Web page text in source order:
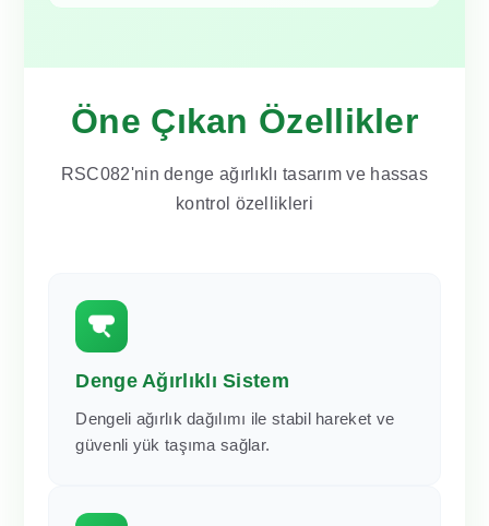
Öne Çıkan Özellikler
RSC082'nin denge ağırlıklı tasarım ve hassas
kontrol özellikleri
Denge Ağırlıklı Sistem
Dengeli ağırlık dağılımı ile stabil hareket ve
güvenli yük taşıma sağlar.